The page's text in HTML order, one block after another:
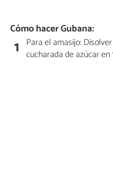
Cómo hacer Gubana:
1 Para el amasijo:
cucharada de azúcar